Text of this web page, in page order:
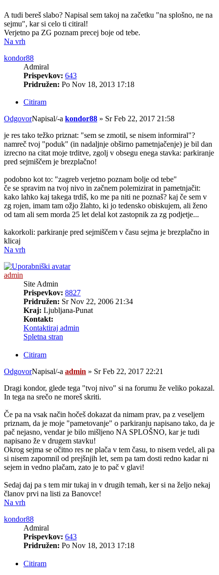
A tudi bereš slabo? Napisal sem takoj na začetku "na splošno, ne na
sejmu", kar si celo ti citiral!
Verjetno pa ZG poznam precej boje od tebe.
Na vrh
kondor88
Admiral
Prispevkov: 643
Pridružen: Po Nov 18, 2013 17:18
Citiram
OdgovorNapisal/-a kondor88 » Sr Feb 22, 2017 21:58
je res tako težko priznat: "sem se zmotil, se nisem informiral"?
namreč tvoj "poduk" (in nadaljnje obširno pametnjačenje) je bil dan
izrecno na citat moje trditve, zgolj v obsegu enega stavka: parkiranje
pred sejmiščem je brezplačno!
podobno kot to: "zagreb verjetno poznam bolje od tebe"
če se spravim na tvoj nivo in začnem polemizirat in pametnjačit:
kako lahko kaj takega trdiš, ko me pa niti ne poznaš? kaj če sem v
zg rojen, imam tam ožjo žlahto, ki jo tedensko obiskujem, ali ženo
od tam ali sem morda 25 let delal kot zastopnik za zg podjetje...
kakorkoli: parkiranje pred sejmiščem v času sejma je brezplačno in
klicaj
Na vrh
admin
Site Admin
Prispevkov: 8827
Pridružen: Sr Nov 22, 2006 21:34
Kraj: Ljubljana-Punat
Kontakt:
Kontaktiraj admin
Spletna stran
Citiram
OdgovorNapisal/-a admin » Sr Feb 22, 2017 22:21
Dragi kondor, glede tega "tvoj nivo" si na forumu že veliko pokazal.
In tega na srečo ne moreš skriti.
Če pa na vsak način hočeš dokazat da nimam prav, pa z veseljem
priznam, da je moje "pametovanje" o parkiranju napisano tako, da je
pač nejasno, vendar je bilo mišljeno NA SPLOŠNO, kar je tudi
napisano že v drugem stavku!
Okrog sejma se očitno res ne plača v tem času, to nisem vedel, ali pa
si nisem zapomnil od prejšnjih let, sem pa tam dosti redno kadar ni
sejem in vedno plačam, zato je to pač v glavi!
Sedaj daj pa s tem mir tukaj in v drugih temah, ker si na željo nekaj
članov prvi na listi za Banovce!
Na vrh
kondor88
Admiral
Prispevkov: 643
Pridružen: Po Nov 18, 2013 17:18
Citiram